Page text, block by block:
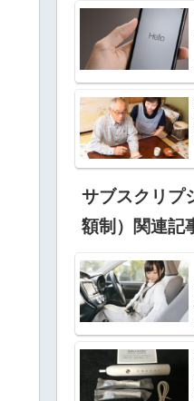
サブスクリプ
額制）関連記